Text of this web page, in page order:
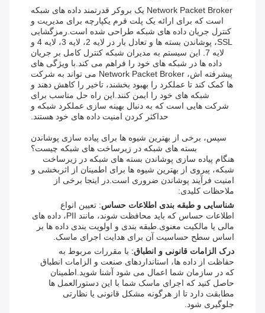
Network Packet Broker یک بروکر قدرتمند داده های شبکه
است که برای ارائه یک پلت فرم یکپارچه برای مدیریت و
کنترل جریان داده های شبکه طراحی شده است.رمزگشایی
SSL، پوشاندن بسته ها و تعادل بار در لایه 2، لایه 3، لایه 4 و
لایه 7. این سیستم به مدیران شبکه کنترل کامل بر جریان
داده ها در شبکه های خود را فراهم می کند.با ویژگی های
پیشرفته اش، Network Packet Broker می تواند به شرکت
ها کمک کند تا عملکرد را بهبود بخشند، تاخیر را کاهش دهند و
شبکه های خود را ایمن کنند.این راه حل مناسب برای
شرکت هایی است که به دنبال بهینه سازی عملکرد شبکه و
حداکثر کردن امنیت داده های خود هستند.
سپس، برخی از بهترین شیوه ها برای پیاده سازی پوشاندن
بسته های شبکه در زیرساخت های شبکه چیست؟
هنگام پیاده سازی پوشاندن بسته های شبکه در زیرساخت
شبکه، پیروی از بهترین شیوه ها برای اطمینان از اثربخشی و
امنیت فرآیند پوشاندن ضروری است.در اینجا برخی از
ملاحظات کلیدی:
شناسایی و طبقه بندی اطلاعات حساس: تعیین انواع
اطلاعات حساس که باید محافظت شوند، مانند PII، داده های
مالی یا مالکیت معنوی.طبقه بندی و اولویت بندی داده ها بر
اساس سطح حساسیت آن برای هدایت اجرای ماسک.
درک الزامات قانونی و انطباق: با مقررات مربوط به
حفاظت از داده ها، استانداردهای صنعت و الزامات انطباق
که در سازمان شما اعمال می شود آشنا شوید.اطمینان
حاصل کنید که اجرای ماسک شما با این دستورالعمل ها
مطابقت دارد تا از هرگونه مشکل قانونی یا نظارتی
جلوگیری شود.